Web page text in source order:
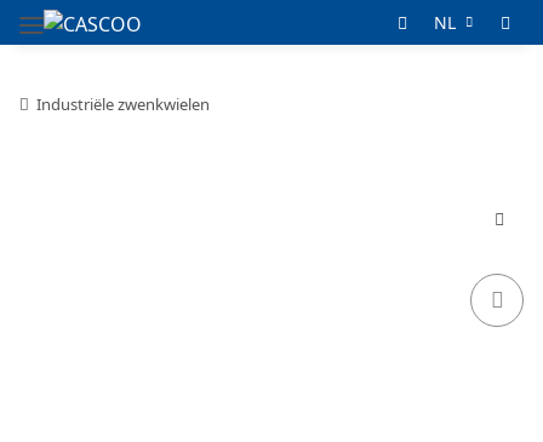
NL
Industriële zwenkwielen